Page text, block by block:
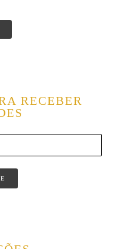
RECEBER